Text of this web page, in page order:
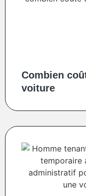
Combien
voiture